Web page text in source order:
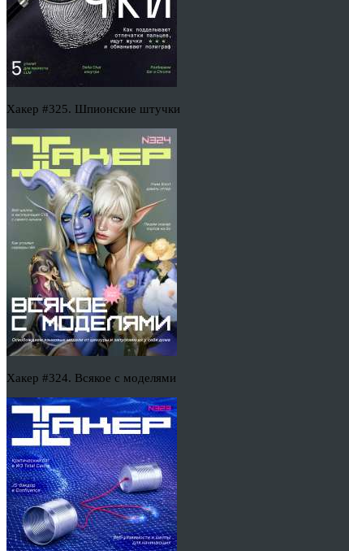
Хакер #325. Шпионские штучки
Хакер #324. Всякое с моделями